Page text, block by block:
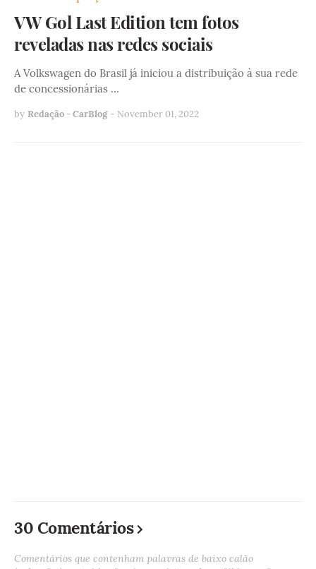
VW Gol Last Edition tem fotos
reveladas nas redes sociais
A Volkswagen do Brasil já iniciou a distribuição à sua rede
de concessionárias …
by Redação - CarBlog - November 01, 2022
30 Comentários
Comentários que contenham palavras de baixo calão